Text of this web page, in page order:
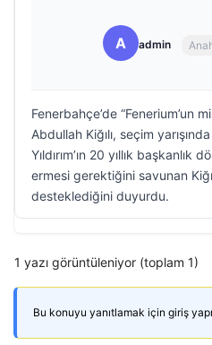
A admin
Fenerbahçe’de “Fenerium’un
Abdullah Kiğılı, seçim
Yıldırım’ın 20 yıllık başkanlık
ermesi gerektiğini savunan
desteklediğini duyurdu.
1 yazı görüntüleniyor (toplam 1)
Bu konuyu yanıtlamak için giriş